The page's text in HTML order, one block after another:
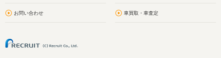
お問い合わせ 車買取・車査定